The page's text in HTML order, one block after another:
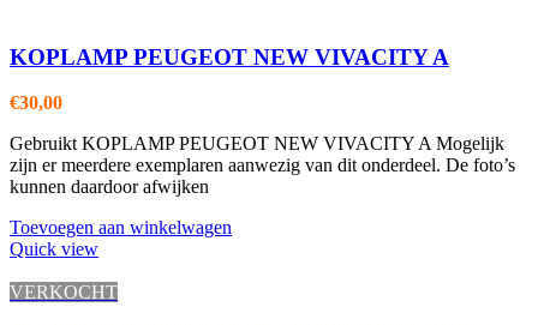
KOPLAMP PEUGEOT NEW VIVACITY A
€30,00
Gebruikt KOPLAMP PEUGEOT NEW VIVACITY A Mogelijk
zijn er meerdere exemplaren aanwezig van dit onderdeel. De foto’s
kunnen daardoor afwijken
Toevoegen aan winkelwagen
Quick view
VERKOCHT